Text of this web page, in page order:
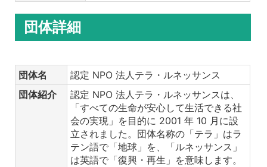
団体詳細
団体名
認定 NPO 法人テラ・ルネッサンス
団体紹介
認定 NPO 法人テラ・ルネッサンスは、
「すべての生命が安心して生活できる社
会の実現」を目的に 2001 年 10 月に設
立されました。団体名称の「テラ」はラ
テン語で「地球」を、「ルネッサンス」
は英語で「復興・再生」を意味します。